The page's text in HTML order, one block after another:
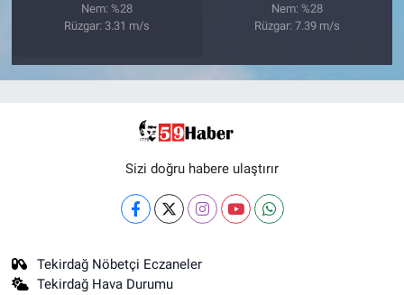
Nem: %28
Rüzgar: 3.31 m/s
Nem: %28
Rüzgar: 7.39 m/s
Sizi doğru habere ulaştırır
Tekirdağ Nöbetçi Eczaneler
Tekirdağ Hava Durumu